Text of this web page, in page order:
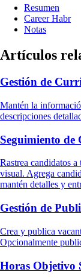
Resumen
Career Habr
Notas
Artículos
Gestión de
Mantén la
descripciones
Seguimiento de
Rastrea candidatos
visual. Agrega
mantén detalles y
Gestión de
Crea y publica
Opcionalmente
Horas Objetivo